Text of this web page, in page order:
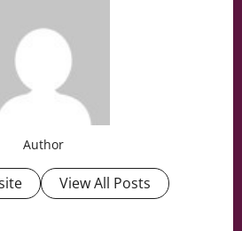
Author
View All Posts